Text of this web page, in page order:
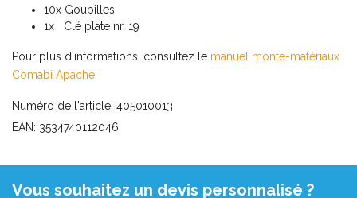
10x Goupilles
1x Clé plate nr. 19
Pour plus d'informations, consultez le manuel monte-matériaux
Comabi Apache
Numéro de l'article: 405010013
EAN: 3534740112046
Vous souhaitez un devis personnalisé ?